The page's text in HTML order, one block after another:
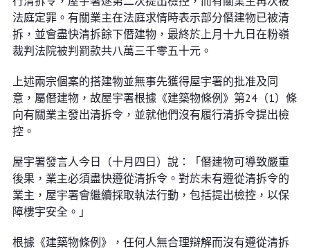
法庭定罪。有關業主在法庭求情時表示部分僭建物已被清
拆，並會盡快清拆餘下僭建物，最終於上月十九日在粉嶺
裁判法院被判罰款共八萬三千零五十元。
上述兩宗個案的搭建物並無事先獲得屋宇署的批准及同
意，屬僭建物，故屋宇署根據《建築物條例》第24（1）條
向有關業主發出清拆令，並就他們沒有履行清拆令提出檢
控。
屋宇署發言人今日（十月四日）說：「僭建物可導致嚴重
後果，業主必須盡快遵從清拆令。對於未有遵從清拆令的
業主，屋宇署會繼續採取執法行動，包括提出檢控，以保
障樓宇安全。」
根據《建築物條例》，任何人無合理辯解而沒有遵從清拆